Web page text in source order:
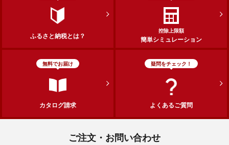
ふるさと納税とは？
控除上限額
簡単シミュレーション
無料でお届け
カタログ請求
疑問をチェック！
よくあるご質問
ご注文・お問い合わせ